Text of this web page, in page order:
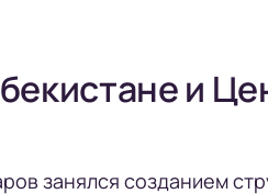
и
занялся созданием